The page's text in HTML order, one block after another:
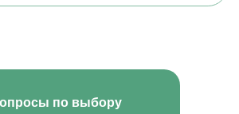
по выбору